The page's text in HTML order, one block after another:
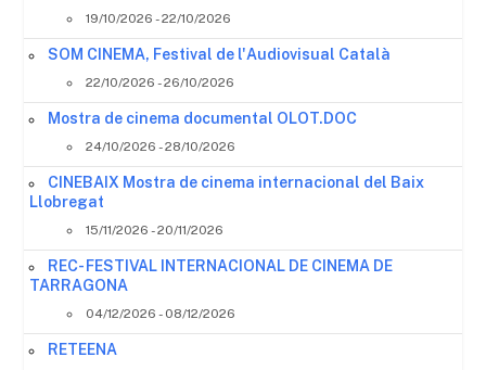
19/10/2026 - 22/10/2026
SOM CINEMA, Festival de l'Audiovisual Català
22/10/2026 - 26/10/2026
Mostra de cinema documental OLOT.DOC
24/10/2026 - 28/10/2026
CINEBAIX Mostra de cinema internacional del Baix
Llobregat
15/11/2026 - 20/11/2026
REC- FESTIVAL INTERNACIONAL DE CINEMA DE
TARRAGONA
04/12/2026 - 08/12/2026
RETEENA